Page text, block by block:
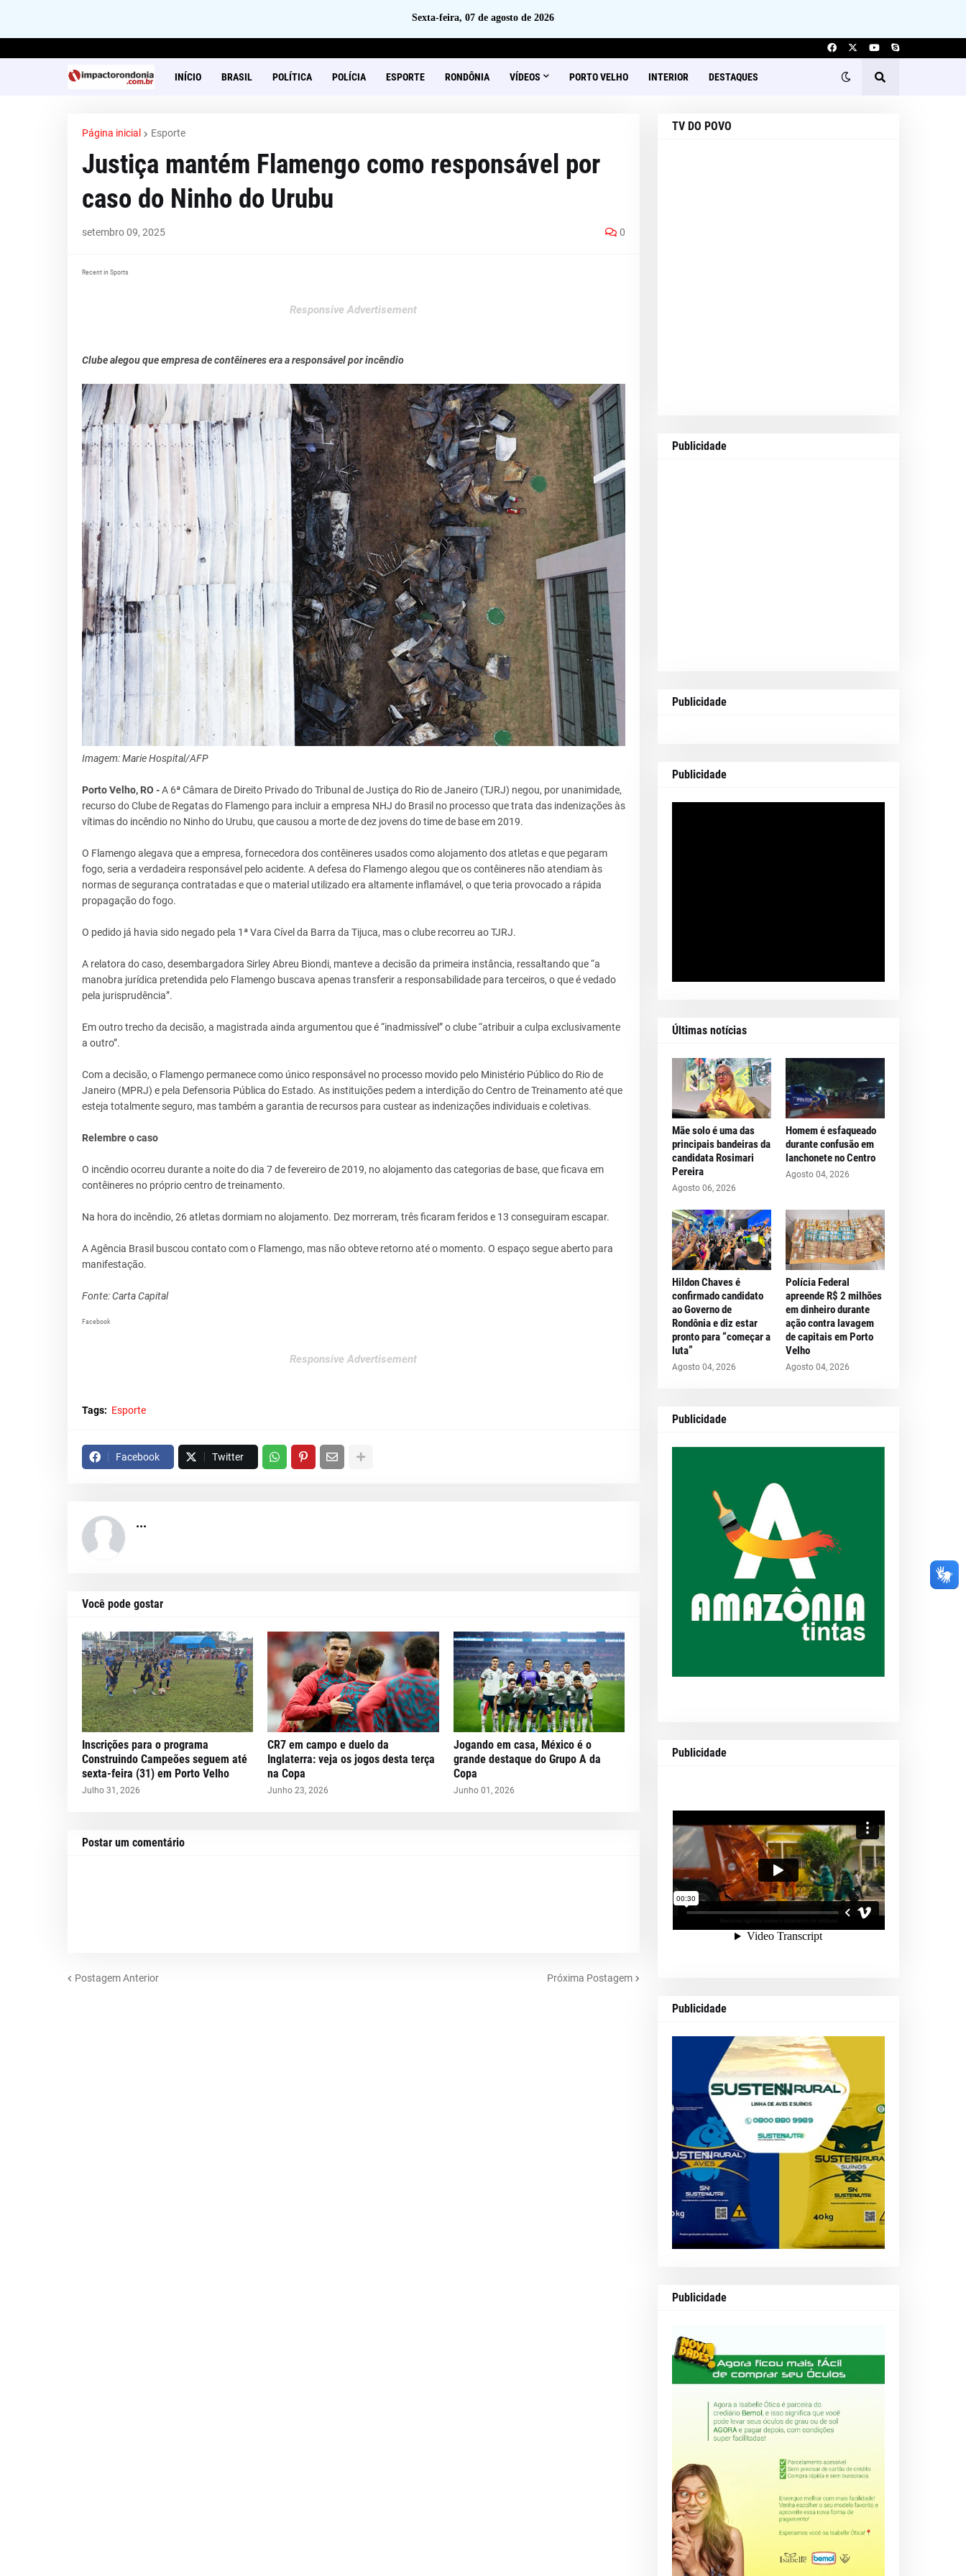
Sexta-feira, 07 de agosto de 2026
INÍCIO BRASIL POLÍTICA POLÍCIA ESPORTE RONDÔNIA VÍDEOS PORTO VELHO INTERIOR DESTAQUES
Página inicial Esporte
Justiça mantém Flamengo como responsável por
caso do Ninho do Urubu
setembro 09, 2025 0
Recent in Sports
Responsive Advertisement
Clube alegou que empresa de contêineres era a responsável por incêndio
Imagem: Marie Hospital/AFP
Porto Velho, RO -A 6ª Câmara de Direito Privado do Tribunal de Justiça do Rio de Janeiro (TJRJ) negou, por unanimidade,
recurso do Clube de Regatas do Flamengo para incluir a empresa NHJ do Brasil no processo que trata das indenizações às
vítimas do incêndio no Ninho do Urubu, que causou a morte de dez jovens do time de base em 2019.
O Flamengo alegava que a empresa, fornecedora dos contêineres usados como alojamento dos atletas e que pegaram
fogo, seria a verdadeira responsável pelo acidente. A defesa do Flamengo alegou que os contêineres não atendiam às
normas de segurança contratadas e que o material utilizado era altamente inflamável, o que teria provocado a rápida
propagação do fogo.
O pedido já havia sido negado pela 1ª Vara Cível da Barra da Tijuca, mas o clube recorreu ao TJRJ.
A relatora do caso, desembargadora Sirley Abreu Biondi, manteve a decisão da primeira instância, ressaltando que “a
manobra jurídica pretendida pelo Flamengo buscava apenas transferir a responsabilidade para terceiros, o que é vedado
pela jurisprudência”.
Em outro trecho da decisão, a magistrada ainda argumentou que é “inadmissível” o clube “atribuir a culpa exclusivamente
a outro”.
Com a decisão, o Flamengo permanece como único responsável no processo movido pelo Ministério Público do Rio de
Janeiro (MPRJ) e pela Defensoria Pública do Estado. As instituições pedem a interdição do Centro de Treinamento até que
esteja totalmente seguro, mas também a garantia de recursos para custear as indenizações individuais e coletivas.
Relembre o caso
O incêndio ocorreu durante a noite do dia 7 de fevereiro de 2019, no alojamento das categorias de base, que ficava em
contêineres no próprio centro de treinamento.
Na hora do incêndio, 26 atletas dormiam no alojamento. Dez morreram, três ficaram feridos e 13 conseguiram escapar.
A Agência Brasil buscou contato com o Flamengo, mas não obteve retorno até o momento. O espaço segue aberto para
manifestação.
Fonte: Carta Capital
Facebook
Responsive Advertisement
Tags: Esporte
Facebook Twitter
...
Você pode gostar
Inscrições para o programa
Construindo Campeões seguem até
sexta-feira (31) em Porto Velho
Julho 31, 2026
CR7 em campo e duelo da
Inglaterra: veja os jogos desta terça
na Copa
Junho 23, 2026
Jogando em casa, México é o
grande destaque do Grupo A da
Copa
Junho 01, 2026
Postar um comentário
Postagem Anterior Próxima Postagem
TV DO POVO
Publicidade
Publicidade
Publicidade
Últimas notícias
Mãe solo é uma das
principais bandeiras da
candidata Rosimari
Pereira
Agosto 06, 2026
Homem é esfaqueado
durante confusão em
lanchonete no Centro
Agosto 04, 2026
Hildon Chaves é
confirmado candidato
ao Governo de
Rondônia e diz estar
pronto para “começar a
luta”
Agosto 04, 2026
Polícia Federal
apreende R$ 2 milhões
em dinheiro durante
ação contra lavagem
de capitais em Porto
Velho
Agosto 04, 2026
Publicidade
Publicidade
Publicidade
Publicidade